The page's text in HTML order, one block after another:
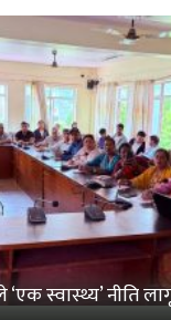
स्वास्थ्य’ नीति